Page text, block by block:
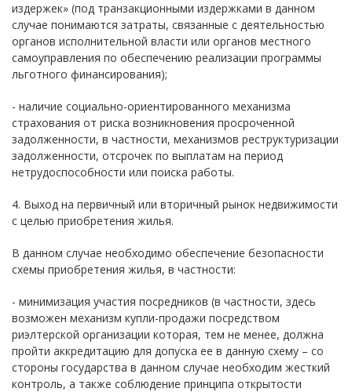
издержек» (под транзакционными издержками в данном
случае понимаются затраты, связанные с деятельностью
органов исполнительной власти или органов местного
самоуправления по обеспечению реализации программы
льготного финансирования);
- наличие социально-ориентированного механизма
страхования от риска возникновения просроченной
задолженности, в частности, механизмов реструктуризации
задолженности, отсрочек по выплатам на период
нетрудоспособности или поиска работы.
4. Выход на первичный или вторичный рынок недвижимости
с целью приобретения жилья.
В данном случае необходимо обеспечение безопасности
схемы приобретения жилья, в частности:
- минимизация участия посредников (в частности, здесь
возможен механизм купли-продажи посредством
риэлтерской организации которая, тем не менее, должна
пройти аккредитацию для допуска ее в данную схему – со
стороны государства в данном случае необходим жесткий
контроль, а также соблюдение принципа открытости